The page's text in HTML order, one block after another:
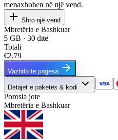
menaxhohen në një vend.
Shto një vend
Mbretëria e Bashkuar
5 GB · 30 ditë
Totali
€2.79
Vazhdo te pagesa
Detajet e paketës & kodi
Porosia jote
Mbretëria e Bashkuar